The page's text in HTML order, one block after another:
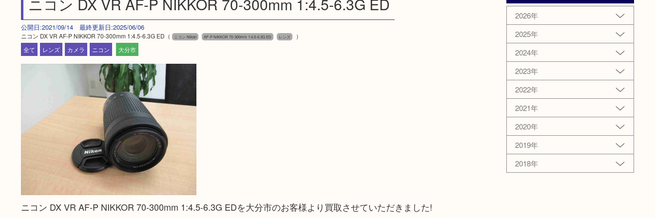
公開日:2021/09/14 最終更新日:2025/06/06
ニコン DX VR AF-P NIKKOR 70-300mm 1:4.5-6.3G ED（ ニコン Nikon AF-P NIKKOR 70-300mm 1:4.5-6.3G ED レンズ
）
全て
レンズ カメラ ニコン 大分市
ニコン DX VR AF-P NIKKOR 70-300mm 1:4.5-6.3G EDを大分市のお客様より買取させていただきました!
2026年
2025年
2024年
2023年
2022年
2021年
2020年
2019年
2018年